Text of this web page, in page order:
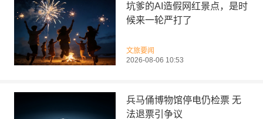
坑爹的AI造假网红景点，是时
候来一轮严打了
文旅要闻
2026-08-06 10:53
兵马俑博物馆停电仍检票 无
法退票引争议